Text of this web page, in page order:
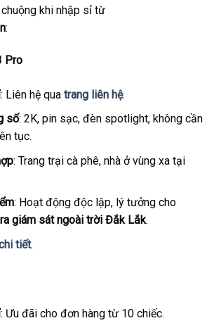
khi nhập sỉ từ
:
Pro
: Liên hệ qua trang liên hệ.
số: 2K, pin sạc, đèn spotlight, không cần
tục.
: Trang trại cà phê, nhà ở vùng xa tại
: Hoạt động độc lập, lý tưởng cho
giám sát ngoài trời Đắk Lắk.
tiết.
: Ưu đãi cho đơn hàng từ 10 chiếc.